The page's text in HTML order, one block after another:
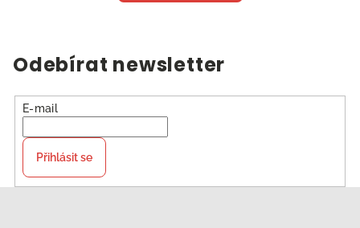
Odebírat newsletter
E-mail
Přihlásit se